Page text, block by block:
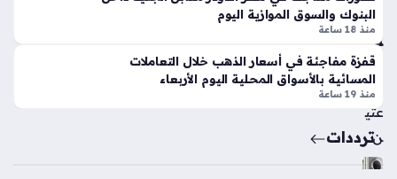
لاح
الم
ثير
إل
ى
طر
ابز
ون
سب
مي
س
منذ
سا
عتي
ن
البنوك والسوق الموازية اليوم
منذ 18 ساعة
قفزة مفاجئة في أسعار الذهب خلال التعاملات
المسائية بالأسواق المحلية اليوم الأربعاء
منذ 19 ساعة
ترددات